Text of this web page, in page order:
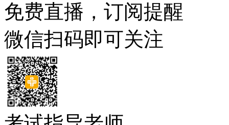
免费直播，订阅提醒
微信扫码即可关注